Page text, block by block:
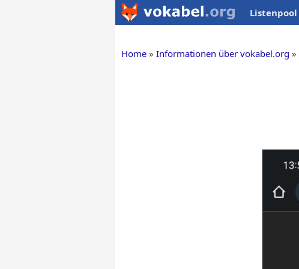
Listenpool
Home Informationen über vokabel.org